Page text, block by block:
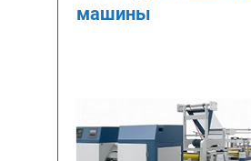
машины